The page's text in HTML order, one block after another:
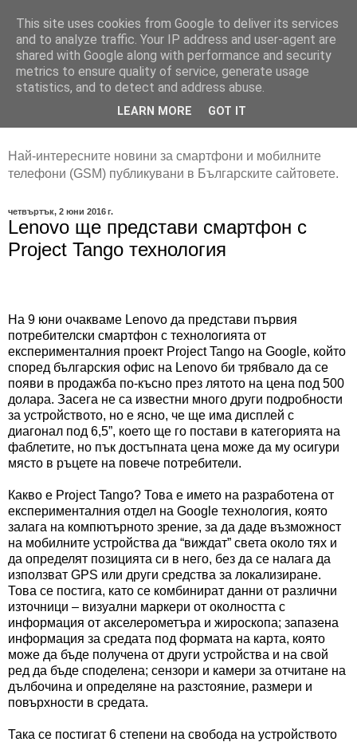
Най-интересните новини за смартфони и мобилните
телефони (GSM) публикувани в Българските сайтовете.
четвъртък, 2 юни 2016 г.
Lenovo ще представи смартфон с
Project Tango технология
На 9 юни очакваме Lenovo да представи първия
потребителски смартфон с технологията от
експерименталния проект Project Tango на Google, който
според българския офис на Lenovo би трябвало да се
появи в продажба по-късно през лятото на цена под 500
долара. Засега не са известни много други подробности
за устройството, но е ясно, че ще има дисплей с
диагонал под 6,5”, което ще го постави в категорията на
фаблетите, но пък достъпната цена може да му осигури
място в ръцете на повече потребители.
Какво е Project Tango? Това е името на разработена от
експерименталния отдел на Google технология, която
залага на компютърното зрение, за да даде възможност
на мобилните устройства да “виждат” света около тях и
да определят позицията си в него, без да се налага да
използват GPS или други средства за локализиране.
Това се постига, като се комбинират данни от различни
източници – визуални маркери от околността с
информация от акселерометъра и жироскопа; запазена
информация за средата под формата на карта, която
може да бъде получена от други устройства и на свой
ред да бъде споделена; сензори и камери за отчитане на
дълбочина и определяне на разстояние, размери и
повърхности в средата.
Така се постигат 6 степени на свобода на устройството
This site uses cookies from Google to deliver its services
and to analyze traffic. Your IP address and user-agent are
shared with Google along with performance and security
metrics to ensure quality of service, generate usage
statistics, and to detect and address abuse.
LEARN MORE GOT IT